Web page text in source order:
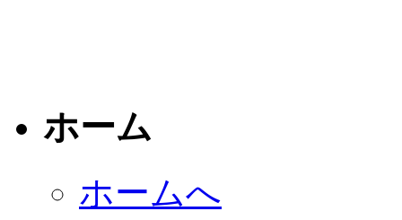
ホーム
ホームへ